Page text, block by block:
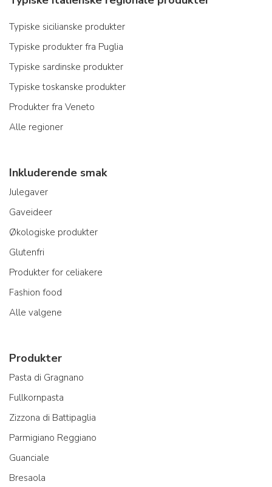
Typiske sicilianske produkter
Typiske produkter fra Puglia
Typiske sardinske produkter
Typiske toskanske produkter
Produkter fra Veneto
Alle regioner
Inkluderende smak
Julegaver
Gaveideer
Økologiske produkter
Glutenfri
Produkter for celiakere
Fashion food
Alle valgene
Produkter
Pasta di Gragnano
Fullkornpasta
Zizzona di Battipaglia
Parmigiano Reggiano
Guanciale
Bresaola